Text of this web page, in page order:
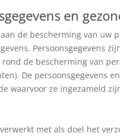
en
de bescherming van uw
Persoonsgegevens
de bescherming van
De persoonsgegevens
waarvoor ze ingezameld
met als doel het